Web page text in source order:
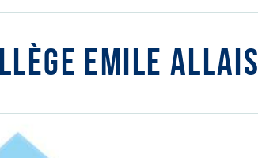
EMILE ALLAIS